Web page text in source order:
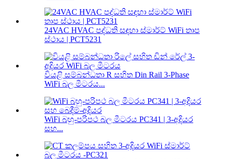
24VAC HVAC පද්ධති සඳහා ස්මාර්ට් WiFi තාප
ස්ථාය | PCT5231
වියළි සම්බන්ධතා R සහිත Din Rail 3-Phase
WiFi බල මීටරය...
WiFi බහු-පරිපථ බල මීටරය PC341 | 3-අදියර
සහ...